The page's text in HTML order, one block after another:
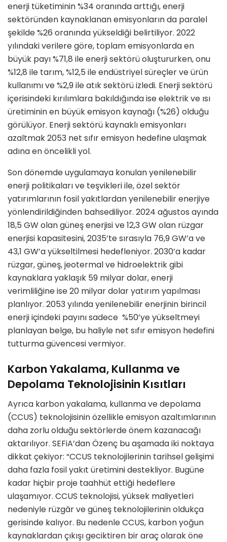
enerji tüketiminin %34 oranında arttığı, enerji
sektöründen kaynaklanan emisyonların da paralel
şekilde %26 oranında yükseldiği belirtiliyor. 2022
yılındaki verilere göre, toplam emisyonlarda en
büyük payı %71,8 ile enerji sektörü oluştururken, onu
%12,8 ile tarım, %12,5 ile endüstriyel süreçler ve ürün
kullanımı ve %2,9 ile atık sektörü izledi. Enerji sektörü
içerisindeki kırılımlara bakıldığında ise elektrik ve ısı
üretiminin en büyük emisyon kaynağı (%26) olduğu
görülüyor. Enerji sektörü kaynaklı emisyonları
azaltmak 2053 net sıfır emisyon hedefine ulaşmak
adına en öncelikli yol.
Son dönemde uygulamaya konulan yenilenebilir
enerji politikaları ve teşvikleri ile, özel sektör
yatırımlarının fosil yakıtlardan yenilenebilir enerjiye
yönlendirildiğinden bahsediliyor. 2024 ağustos ayında
18,5 GW olan güneş enerjisi ve 12,3 GW olan rüzgar
enerjisi kapasitesini, 2035’te sırasıyla 76,9 GW’a ve
43,1 GW’a yükseltilmesi hedefleniyor. 2030’a kadar
rüzgar, güneş, jeotermal ve hidroelektrik gibi
kaynaklara yaklaşık 59 milyar dolar, enerji
verimliliğine ise 20 milyar dolar yatırım yapılması
planlıyor. 2053 yılında yenilenebilir enerjinin birincil
enerji içindeki payını sadece %50’ye yükseltmeyi
planlayan belge, bu haliyle net sıfır emisyon hedefini
tutturma güvencesi vermiyor.
Karbon Yakalama, Kullanma ve
Depolama Teknolojisinin Kısıtları
Ayrıca karbon yakalama, kullanma ve depolama
(CCUS) teknolojisinin özellikle emisyon azaltımlarının
daha zorlu olduğu sektörlerde önem kazanacağı
aktarılıyor. SEFiA’dan Özenç bu aşamada iki noktaya
dikkat çekiyor: “CCUS teknolojilerinin tarihsel gelişimi
daha fazla fosil yakıt üretimini destekliyor. Bugüne
kadar hiçbir proje taahhüt ettiği hedeflere
ulaşamıyor. CCUS teknolojisi, yüksek maliyetleri
nedeniyle rüzgâr ve güneş teknolojilerinin oldukça
gerisinde kalıyor. Bu nedenle CCUS, karbon yoğun
kaynaklardan çıkışı geciktiren bir araç olarak öne